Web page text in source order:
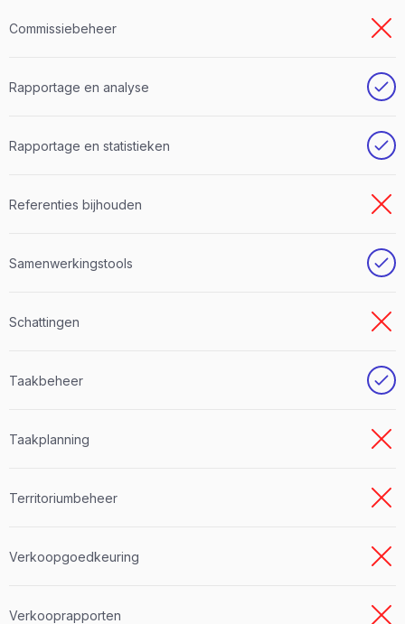
Commissiebeheer
Rapportage en analyse
Rapportage en statistieken
Referenties bijhouden
Samenwerkingstools
Schattingen
Taakbeheer
Taakplanning
Territoriumbeheer
Verkoopgoedkeuring
Verkooprapporten